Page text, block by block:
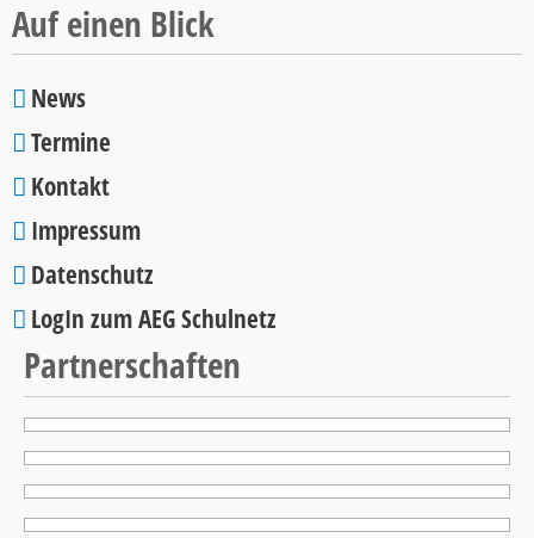
Auf einen Blick
Navigation
überspringen
News
Termine
Kontakt
Impressum
Datenschutz
LogIn zum AEG Schulnetz
Partnerschaften